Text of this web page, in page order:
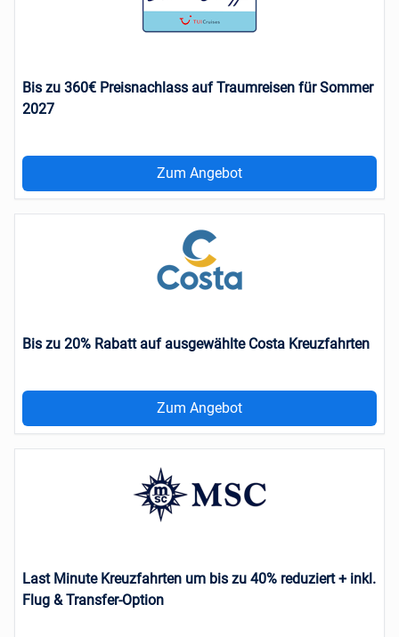
Bis zu 360€ Preisnachlass auf Traumreisen für Sommer
2027
Zum Angebot
Bis zu 20% Rabatt auf ausgewählte Costa Kreuzfahrten
Zum Angebot
Last Minute Kreuzfahrten um bis zu 40% reduziert + inkl.
Flug & Transfer-Option